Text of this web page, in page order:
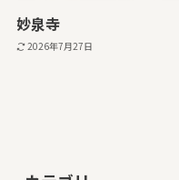
妙泉寺
2026年7月27日